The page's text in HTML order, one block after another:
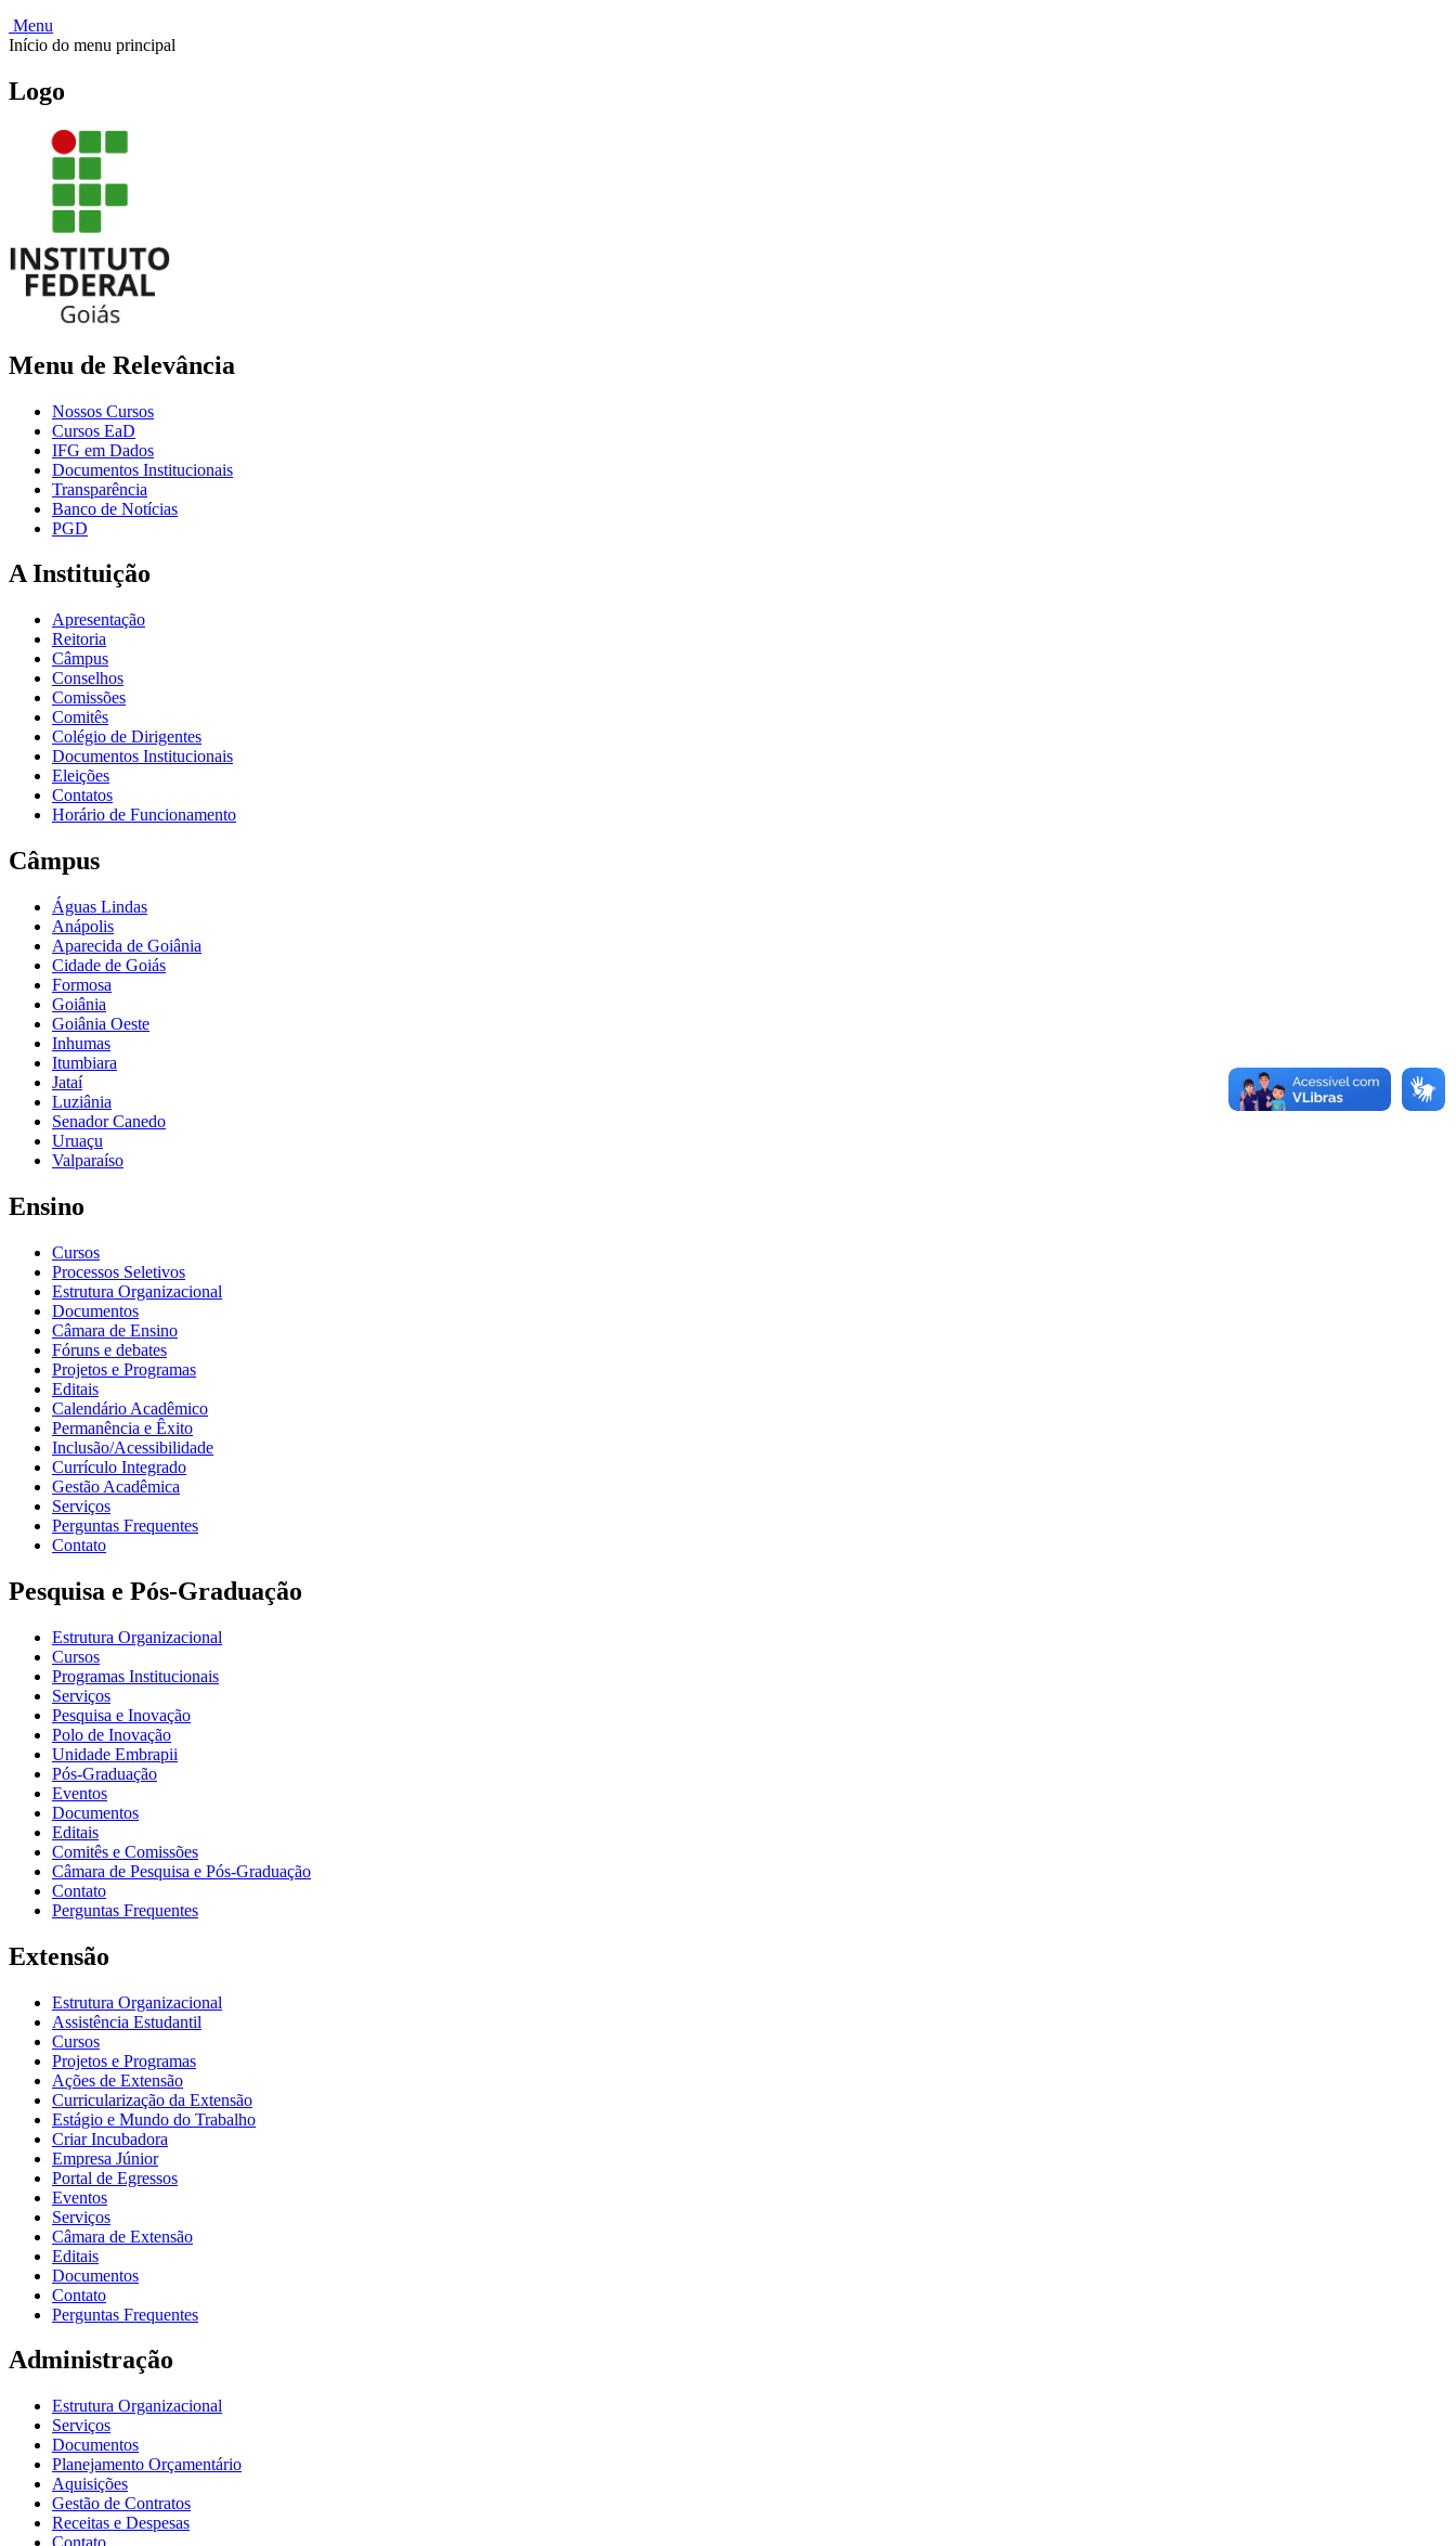
Menu
Início do menu principal
Logo
Menu de Relevância
Nossos Cursos
Cursos EaD
IFG em Dados
Documentos Institucionais
Transparência
Banco de Notícias
PGD
A Instituição
Apresentação
Reitoria
Câmpus
Conselhos
Comissões
Comitês
Colégio de Dirigentes
Documentos Institucionais
Eleições
Contatos
Horário de Funcionamento
Câmpus
Águas Lindas
Anápolis
Aparecida de Goiânia
Cidade de Goiás
Formosa
Goiânia
Goiânia Oeste
Inhumas
Itumbiara
Jataí
Luziânia
Senador Canedo
Uruaçu
Valparaíso
Ensino
Cursos
Processos Seletivos
Estrutura Organizacional
Documentos
Câmara de Ensino
Fóruns e debates
Projetos e Programas
Editais
Calendário Acadêmico
Permanência e Êxito
Inclusão/Acessibilidade
Currículo Integrado
Gestão Acadêmica
Serviços
Perguntas Frequentes
Contato
Pesquisa e Pós-Graduação
Estrutura Organizacional
Cursos
Programas Institucionais
Serviços
Pesquisa e Inovação
Polo de Inovação
Unidade Embrapii
Pós-Graduação
Eventos
Documentos
Editais
Comitês e Comissões
Câmara de Pesquisa e Pós-Graduação
Contato
Perguntas Frequentes
Extensão
Estrutura Organizacional
Assistência Estudantil
Cursos
Projetos e Programas
Ações de Extensão
Curricularização da Extensão
Estágio e Mundo do Trabalho
Criar Incubadora
Empresa Júnior
Portal de Egressos
Eventos
Serviços
Câmara de Extensão
Editais
Documentos
Contato
Perguntas Frequentes
Administração
Estrutura Organizacional
Serviços
Documentos
Planejamento Orçamentário
Aquisições
Gestão de Contratos
Receitas e Despesas